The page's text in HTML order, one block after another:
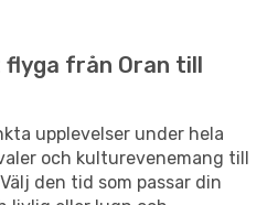
från Oran till
upplevelser under hela
och kulturevenemang till
den tid som passar din